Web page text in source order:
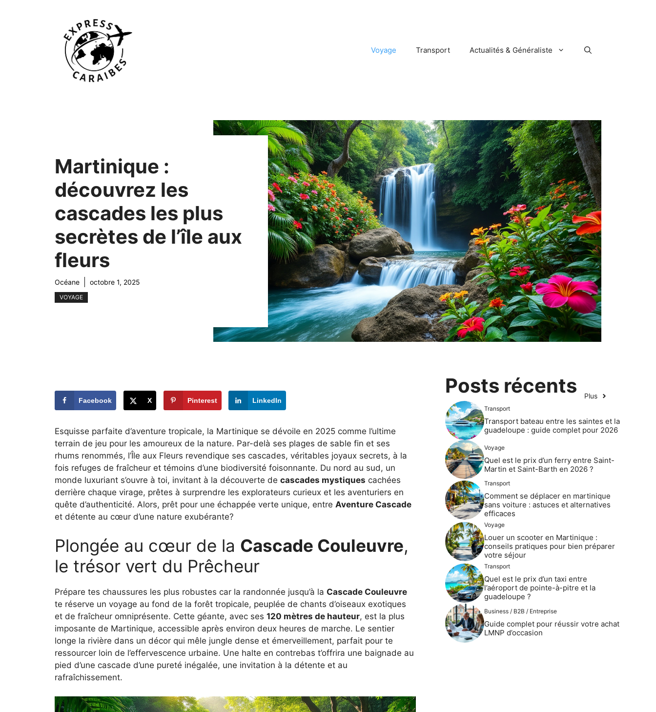
Voyage Transport Actualités & Généraliste
Martinique :
découvrez les
cascades les plus
secrètes de l’île aux
fleurs
Océane octobre 1, 2025
VOYAGE
Facebook X Pinterest LinkedIn
Esquisse parfaite d’aventure tropicale, la Martinique se dévoile en 2025 comme l’ultime
terrain de jeu pour les amoureux de la nature. Par-delà ses plages de sable fin et ses
rhums renommés, l’Île aux Fleurs revendique ses cascades, véritables joyaux secrets, à la
fois refuges de fraîcheur et témoins d’une biodiversité foisonnante. Du nord au sud, un
monde luxuriant s’ouvre à toi, invitant à la découverte de cascades mystiques cachées
derrière chaque virage, prêtes à surprendre les explorateurs curieux et les aventuriers en
quête d’authenticité. Alors, prêt pour une échappée verte unique, entre Aventure Cascade
et détente au cœur d’une nature exubérante?
Plongée au cœur de la Cascade Couleuvre,
le trésor vert du Prêcheur
Prépare tes chaussures les plus robustes car la randonnée jusqu’à la Cascade Couleuvre
te réserve un voyage au fond de la forêt tropicale, peuplée de chants d’oiseaux exotiques
et de fraîcheur omniprésente. Cette géante, avec ses 120 mètres de hauteur, est la plus
imposante de Martinique, accessible après environ deux heures de marche. Le sentier
longe la rivière dans un décor qui mêle jungle dense et émerveillement, parfait pour te
ressourcer loin de l’effervescence urbaine. Une halte en contrebas t’offrira une baignade au
pied d’une cascade d’une pureté inégalée, une invitation à la détente et au
rafraîchissement.
Posts récents Plus
Transport
Transport bateau entre les saintes et la
guadeloupe : guide complet pour 2026
Voyage
Quel est le prix d’un ferry entre Saint-
Martin et Saint-Barth en 2026 ?
Transport
Comment se déplacer en martinique
sans voiture : astuces et alternatives
efficaces
Voyage
Louer un scooter en Martinique :
conseils pratiques pour bien préparer
votre séjour
Transport
Quel est le prix d’un taxi entre
l’aéroport de pointe-à-pitre et la
guadeloupe ?
Business / B2B / Entreprise
Guide complet pour réussir votre achat
LMNP d’occasion